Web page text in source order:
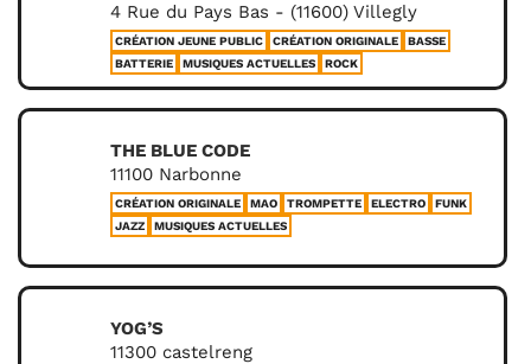
4 Rue du Pays Bas - (11600) Villegly
CRÉATION JEUNE PUBLIC CRÉATION ORIGINALE
BASSE
BATTERIE
MUSIQUES ACTUELLES ROCK
THE BLUE CODE
11100 Narbonne
CRÉATION ORIGINALE MAO TROMPETTE ELECTRO
FUNK
JAZZ
MUSIQUES ACTUELLES
YOG’S
11300 castelreng